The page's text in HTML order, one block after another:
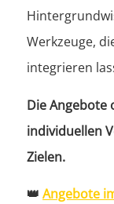
Werkzeuge,
integrieren
Die Angebote
individuellen
Zielen.
👑 Angebote